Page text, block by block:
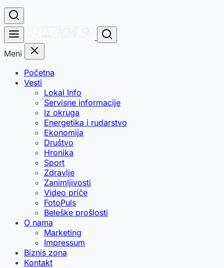
Meni
Početna
Vesti
Lokal Info
Servisne informacije
Iz okruga
Energetika i rudarstvo
Ekonomija
Društvo
Hronika
Sport
Zdravlje
Zanimljivosti
Video priče
FotoPuls
Beleške prošlosti
O nama
Marketing
Impressum
Biznis zona
Kontakt